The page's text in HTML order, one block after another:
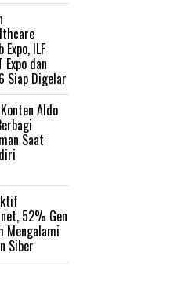
Expo, ILF
Expo dan
Siap Digelar
Aldo
Saat
52% Gen
Mengalami
Siber